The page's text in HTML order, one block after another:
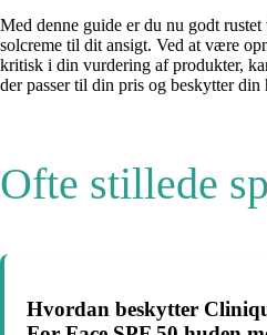
Med denne guide er du nu godt
solcreme til dit ansigt. Ved at være
kritisk i din vurdering af produkter,
der passer til din pris og beskytter din
Ofte stillede
Hvordan beskytter